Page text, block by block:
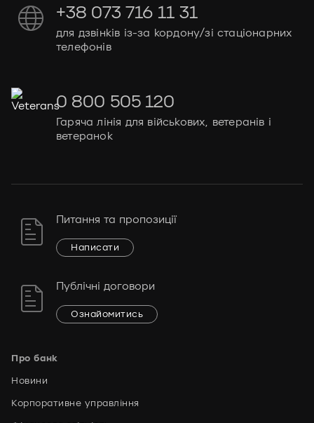
Про банк
Новини
Корпоративне управління
+38 073 716 11 31
для дзвінків із-за кордону/зі стаціонарних
телефонів
0 800 505 120
Гаряча лінія для військових, ветеранів і
ветеранок
Питання та пропозиції
Написати
Публічні договори
Ознайомитись